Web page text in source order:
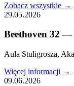
Zobacz wszystkie →
29.05.2026
Beethoven 32 —
Aula Stuligrosza,
Więcej informacji →
09.06.2026